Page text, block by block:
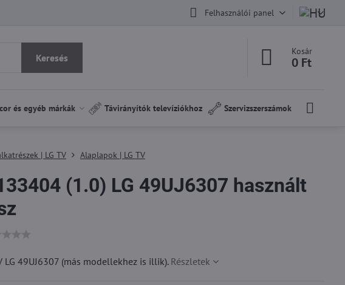
Felhasználói panel
Keresés
Kosár
0 Ft
és egyéb márkák Távirányítók televíziókhoz Szervizszerszámok
| LG TV Alaplapok | LG TV
(1.0) LG 49UJ6307 használt
LG 49UJ6307 (más modellekhez is illik). Részletek